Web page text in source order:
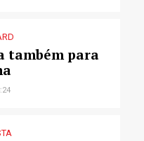
também para